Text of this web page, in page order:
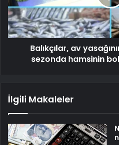
Balıkçılar, av
sezonda hamsinin
İlgili Makaleler